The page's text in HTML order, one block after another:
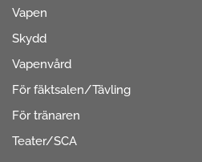
Vapen
Skydd
Vapenvård
För fäktsalen/Tävling
För tränaren
Teater/SCA